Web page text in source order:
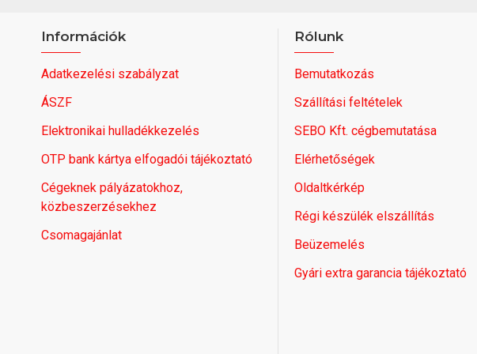
Információk
Adatkezelési szabályzat
ÁSZF
Elektronikai hulladékkezelés
OTP bank kártya elfogadói tájékoztató
Cégeknek pályázatokhoz,
közbeszerzésekhez
Csomagajánlat
Rólunk
Bemutatkozás
Szállítási feltételek
SEBO Kft. cégbemutatása
Elérhetőségek
Oldaltkérkép
Régi készülék elszállítás
Beüzemelés
Gyári extra garancia tájékoztató